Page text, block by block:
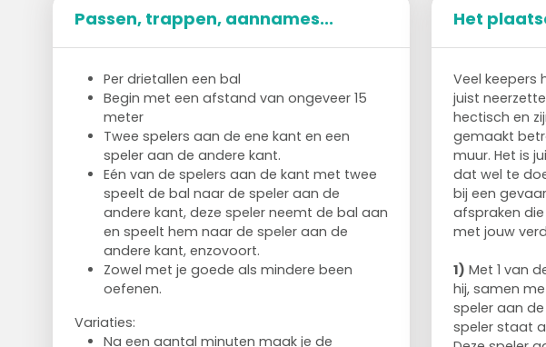
Vooractie aanpassen
Loopladder
koprol
rondje draaien
...
Veranderen van kant
Passen, trappen, aannames...
Per drietallen een bal
Begin met een afstand van ongeveer 15
meter
Twee spelers aan de ene kant en een
speler aan de andere kant.
Eén van de spelers aan de kant met twee
speelt de bal naar de speler aan de
andere kant, deze speler neemt de bal aan
en speelt hem naar de speler aan de
andere kant, enzovoort.
Zowel met je goede als mindere been
oefenen.
Variaties:
Na een aantal minuten maak je de
Het
Veel
juist
hectisch en
gemaakt
muur. Het is
dat wel te
bij een
afspraken
met jouw
1) Met 1 van
hij, samen
speler aan
speler staat